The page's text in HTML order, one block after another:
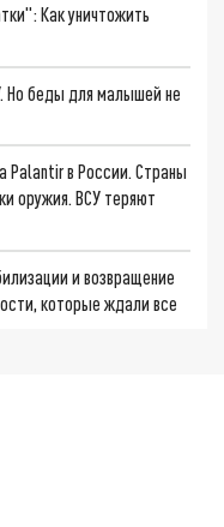
Как уничтожить
Но беды для малышей не
Palantir в России. Страны
оружия. ВСУ теряют
и возвращение
которые ждали все